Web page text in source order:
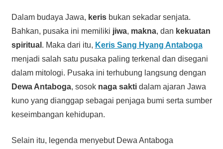
Dalam budaya Jawa, kerisbukan sekadar senjata.
Bahkan, pusaka ini memiliki jiwa, makna, dan kekuatan
spiritual . Maka dari itu, Keris Sang Hyang Antaboga
menjadi salah satu pusaka paling terkenal dan disegani
dalam mitologi. Pusaka ini terhubung langsung dengan
Dewa Antaboga, sosok naga saktidalam ajaran Jawa
kuno yang dianggap sebagai penjaga bumi serta sumber
keseimbangan kehidupan.
Selain itu, legenda menyebut Dewa Antaboga